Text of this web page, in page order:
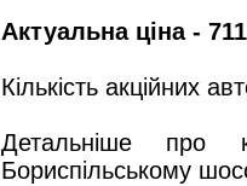
Актуальна ціна -
Кількість акційних
Детальніше про
Бориспільському